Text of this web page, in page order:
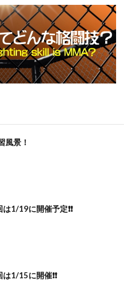
風景！
1/19に開催予定❗️❗️
1/15に開催❗️❗️